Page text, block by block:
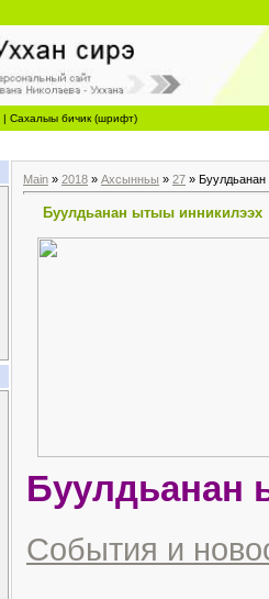
| Сахалыы бичик (шрифт)
Main » 2018 » Ахсынньы » 27 »
Буулдьанан ытыы инникилээх
Буулдьанан
События и